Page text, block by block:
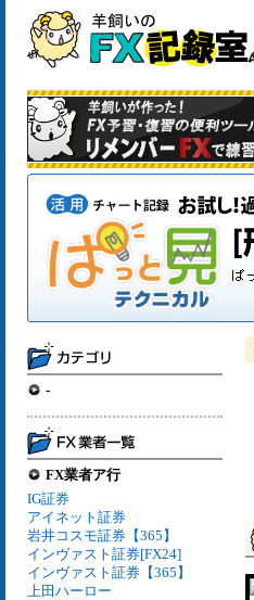
-
FX業者ア行
IG証券
アイネット証券
岩井コスモ証券【365】
インヴァスト証券[FX24]
インヴァスト証券【365】
上田ハーロー